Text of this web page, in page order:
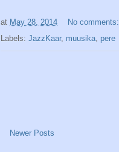
at May 28, 2014
No comments:
Labels: JazzKaar, muusika, pere
Newer Posts